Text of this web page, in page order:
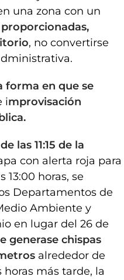
una zona con un
, no convertirse
forma en que se
improvisación
las 11:15 de la
con alerta roja para
13:00 horas, se
Departamentos de
Ambiente y
en lugar del 26 de
generase chispas
alrededor de
más tarde, la